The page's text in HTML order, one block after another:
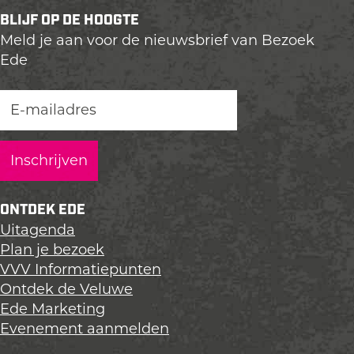
l
d
e
e
a
g
i
n
a
o
p
L
i
n
k
l
d
e
a
g
i
n
o
p
F
a
c
e
l
d
e
a
g
i
n
o
p
X
BLIJF OP DE HOOGTE
Meld je aan voor de nieuwsbrief van Bezoek
Ede
ONTDEK EDE
Uitagenda
Plan je bezoek
VVV Informatiepunten
Ontdek de Veluwe
Ede Marketing
Evenement aanmelden